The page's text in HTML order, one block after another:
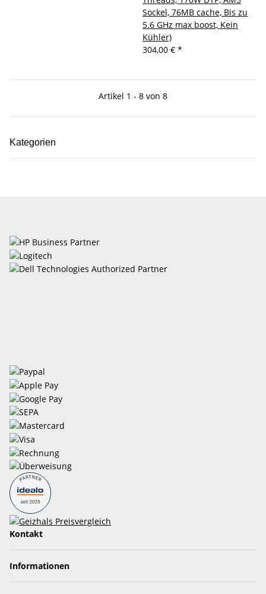
Sockel, 76MB cache, Bis zu
5.6 GHz max boost, Kein
Kühler)
304,00 € *
Artikel 1 - 8 von 8
Kategorien
Kontakt
Informationen